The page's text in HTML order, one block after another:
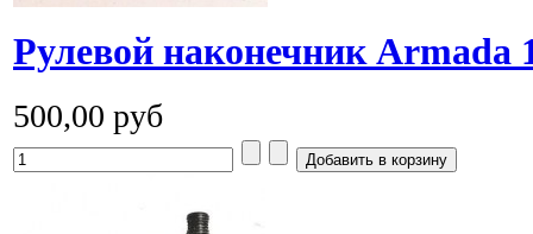
Рулевой наконечник Armada
500,00 руб